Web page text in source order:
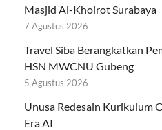
Masjid Al-Khoirot Surabaya
7 Agustus 2026
Travel Siba Berangkatkan
HSN MWCNU Gubeng
5 Agustus 2026
Unusa Redesain Kurikulum
Era AI